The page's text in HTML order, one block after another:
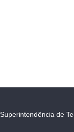
Superintendência de